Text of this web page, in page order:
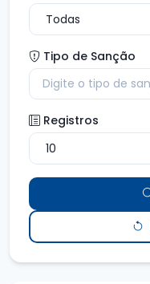
Tipo de Sanção
Registros